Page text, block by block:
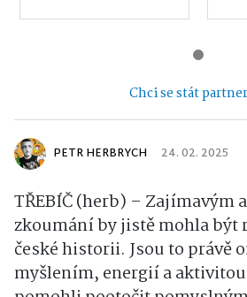
Chci se stát
PETR HERBRYCH 24. 02. 2025
TŘEBÍČ (herb) – Zajímavým
zkoumání by jistě mohla být
české historii. Jsou to právě
myšlením, energií a